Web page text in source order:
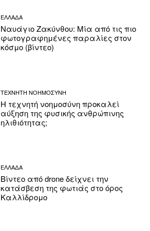
ΕΛΛΑΔΑ
Ναυάγιο Ζακύνθου: Μία από τις πιο
φωτογραφημένες παραλίες στον
κόσμο (βίντεο)
ΤΕΧΝΗΤΗ ΝΟΗΜΟΣΥΝΗ
Η τεχνητή νοημοσύνη προκαλεί
αύξηση της φυσικής ανθρώπινης
ηλιθιότητας;
ΕΛΛΑΔΑ
Βίντεο από drone δείχνει την
κατάσβεση της φωτιάς στο όρος
Καλλίδρομο